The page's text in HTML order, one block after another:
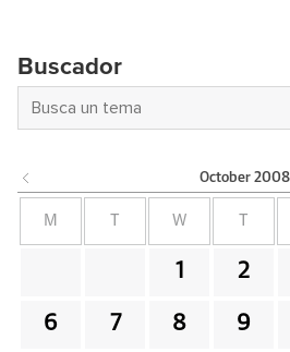
Buscador
October 2008
M W
1 2
6 7 8 9